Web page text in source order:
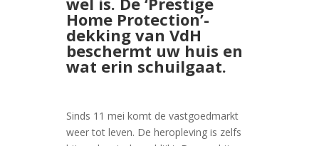
Home Protection’-
dekking van VdH
beschermt uw huis en
wat erin schuilgaat.
Sinds 11 mei komt de vastgoedmarkt
weer tot leven. De heropleving is zelfs